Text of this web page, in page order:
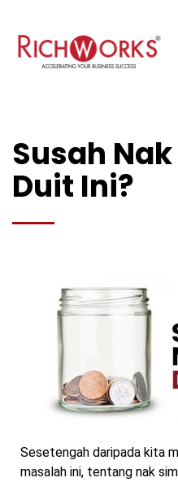
Susah
Duit Ini?
Sesetengah daripada kita
masalah ini, tentang nak